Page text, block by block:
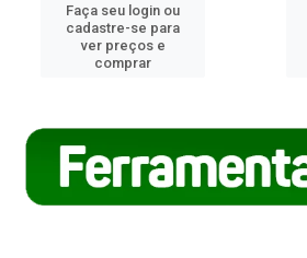
Faça seu login ou
cadastre-se para
ver preços e
comprar